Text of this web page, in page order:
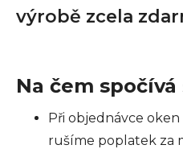
výrobě zcela
Na čem spočívá
Při objednávce
rušíme poplatek za